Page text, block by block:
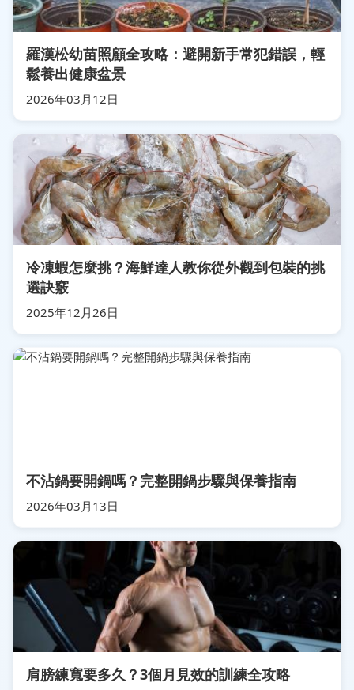
羅漢松幼苗照顧全攻略：避開新手常犯錯誤，輕
鬆養出健康盆景
2026年03月12日
冷凍蝦怎麼挑？海鮮達人教你從外觀到包裝的挑
選訣竅
2025年12月26日
不沾鍋要開鍋嗎？完整開鍋步驟與保養指南
2026年03月13日
肩膀練寬要多久？3個月見效的訓練全攻略